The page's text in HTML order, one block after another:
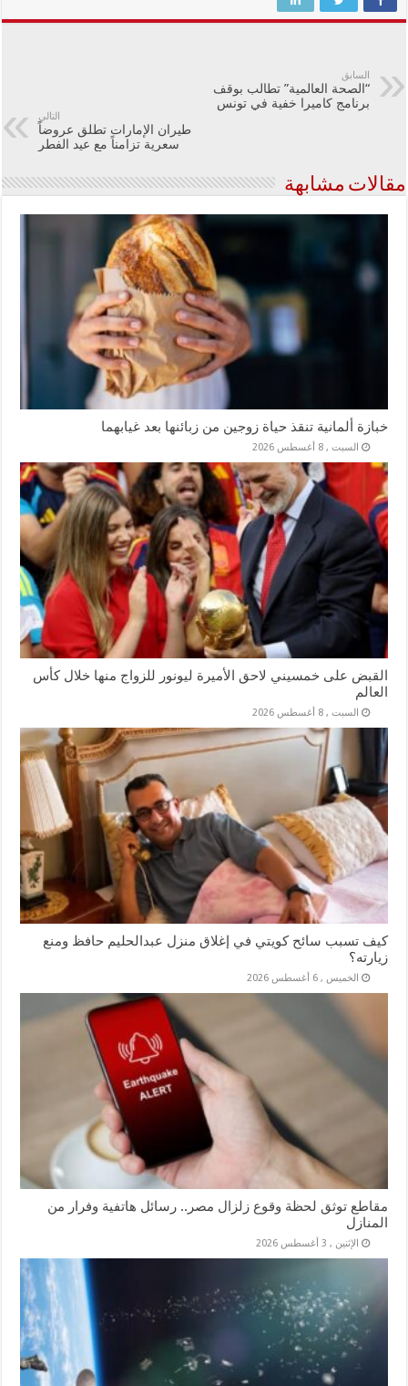
السابق
“الصحة العالمية” تطالب بوقف
برنامج كاميرا خفية في تونس
التالي
طيران الإمارات تطلق عروضاً
سعرية تزامناً مع عيد الفطر
مقالات مشابهة
خبازة ألمانية تنقذ حياة زوجين من زبائنها بعد غيابهما
السبت , 8 أغسطس 2026
القبض على خمسيني لاحق الأميرة ليونور للزواج منها خلال كأس
العالم
السبت , 8 أغسطس 2026
كيف تسبب سائح كويتي في إغلاق منزل عبدالحليم حافظ ومنع
زيارته؟
الخميس , 6 أغسطس 2026
مقاطع توثق لحظة وقوع زلزال مصر.. رسائل هاتفية وفرار من
المنازل
الإثنين , 3 أغسطس 2026